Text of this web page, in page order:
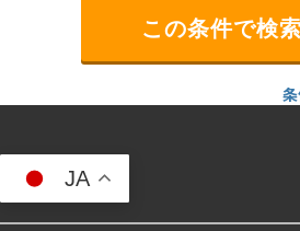
JA